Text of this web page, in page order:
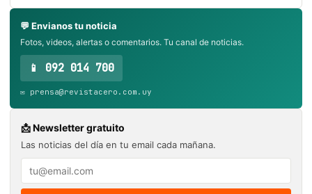
💬 Envianos tu noticia
Fotos, videos, alertas o comentarios. Tu canal de noticias.
📱 092 014 700
✉️ prensa@revistacero.com.uy
📩 Newsletter gratuito
Las noticias del día en tu email cada mañana.